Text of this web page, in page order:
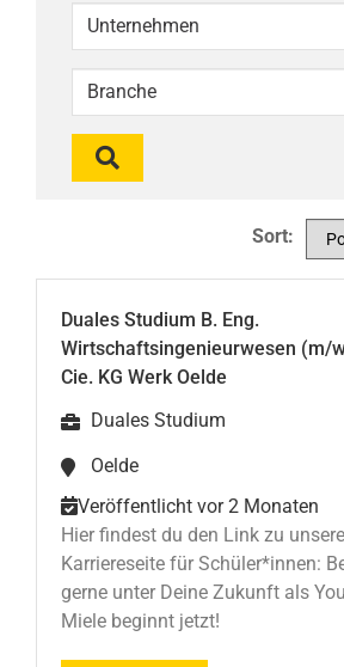
Sort:
Duales Studium B. Eng.
Wirtschaftsingenieurwesen (m/
Cie. KG Werk Oelde
Duales Studium
Oelde
Veröffentlicht vor 2 Monaten
Hier findest du den Link zu
Karriereseite für Schüler*innen:
gerne unter Deine Zukunft als
Miele beginnt jetzt!